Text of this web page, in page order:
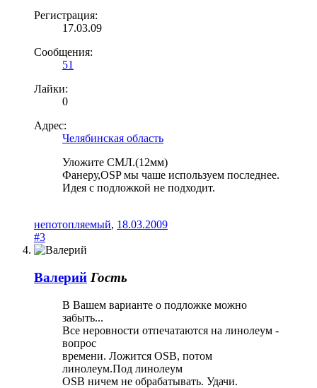
Регистрация:
17.03.09
Сообщения:
51
Лайки:
0
Адрес:
Челябинская область
Уложите СМЛ.(12мм)
Фанеру,OSP мы чаше используем последнее.
Идея с подложкой не подходит.
непотопляемый, 18.03.2009
#3
Валерий Гость
В Вашем варианте о подложке можно
забыть...
Все неровности отпечатаются на линолеум -
вопрос
времени. Ложится OSB, потом
линолеум.Под линолеум
OSB ничем не обрабатывать. Удачи.